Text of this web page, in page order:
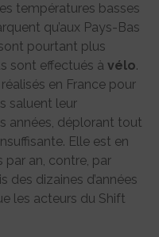
températures basses
qu’aux Pays-Bas
pourtant plus
sont effectués à vélo.
en France pour
saluent leur
années, déplorant tout
Elle est en
par an, contre, par
des dizaines d’années
les acteurs du Shift